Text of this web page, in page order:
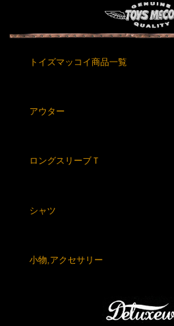
トイズマッコイ商品一覧
アウター
ロングスリーブＴ
シャツ
小物,アクセサリー